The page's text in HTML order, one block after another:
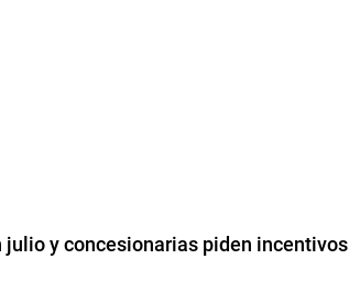
julio y concesionarias piden incentivos